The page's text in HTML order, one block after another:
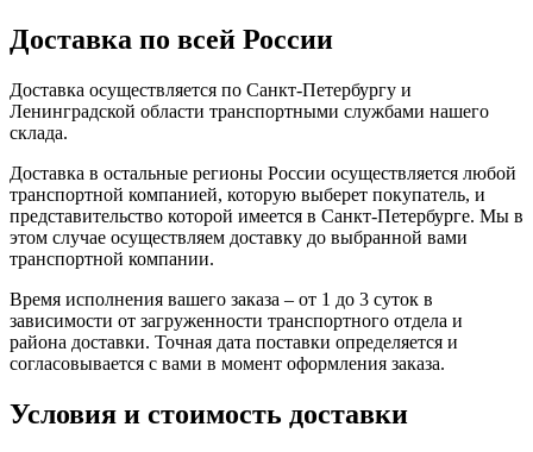
Доставка по всей России
Доставка осуществляется по Санкт-Петербургу и
Ленинградской области транспортными службами нашего
склада.
Доставка в остальные регионы России осуществляется любой
транспортной компанией, которую выберет покупатель, и
представительство которой имеется в Санкт-Петербурге. Мы в
этом случае осуществляем доставку до выбранной вами
транспортной компании.
Время исполнения вашего заказа – от 1 до 3 суток в
зависимости от загруженности транспортного отдела и
района доставки. Точная дата поставки определяется и
согласовывается с вами в момент оформления заказа.
Условия и стоимость доставки